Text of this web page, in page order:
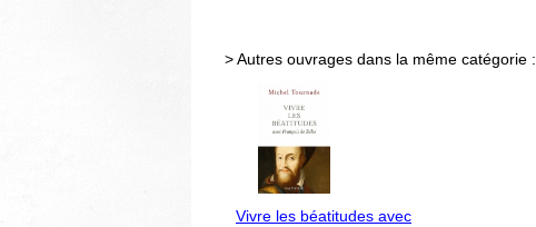
> Autres ouvrages dans la même catégorie :
Vivre les béatitudes avec